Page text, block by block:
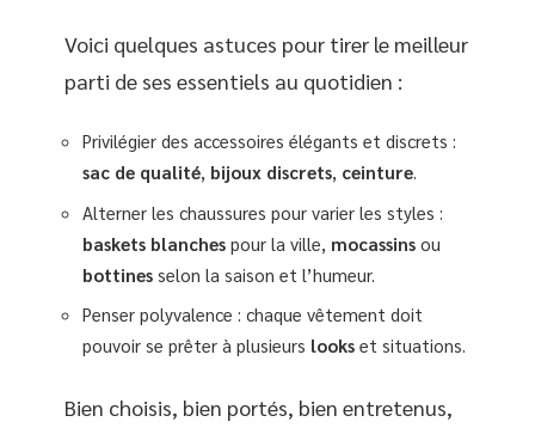
Voici quelques astuces pour tirer le meilleur
parti de ses essentiels au quotidien :
Privilégier des accessoires élégants et discrets :
sac de qualité, bijoux discrets, ceinture.
Alterner les chaussures pour varier les styles :
baskets blanches pour la ville, mocassins ou
bottines selon la saison et l’humeur.
Penser polyvalence : chaque vêtement doit
pouvoir se prêter à plusieurs looks et situations.
Bien choisis, bien portés, bien entretenus,